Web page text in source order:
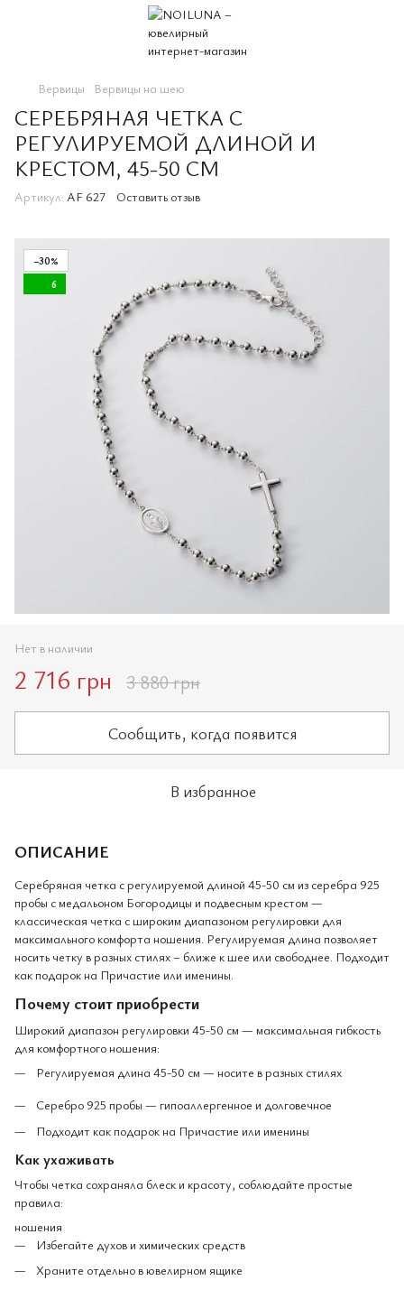
Вервицы Вервицы на шею
СЕРЕБРЯНАЯ ЧЕТКА С
РЕГУЛИРУЕМОЙ ДЛИНОЙ И
КРЕСТОМ, 45-50 СМ
Артикул: AF 627 Оставить отзыв
−30%
6
Нет в наличии
2 716 грн 3 880 грн
Сообщить, когда появится
В избранное
ОПИСАНИЕ
Серебряная четка с регулируемой длиной 45-50 см из серебра 925
пробы с медальоном Богородицы и подвесным крестом —
классическая четка с широким диапазоном регулировки для
максимального комфорта ношения. Регулируемая длина позволяет
носить четку в разных стилях – ближе к шее или свободнее. Подходит
как подарок на Причастие или именины.
Почему стоит приобрести
Широкий диапазон регулировки 45-50 см — максимальная гибкость
для комфортного ношения:
Регулируемая длина 45-50 см — носите в разных стилях
Серебро 925 пробы — гипоаллергенное и долговечное
Подходит как подарок на Причастие или именины
Как ухаживать
Чтобы четка сохраняла блеск и красоту, соблюдайте простые
правила:
ношения
Избегайте духов и химических средств
Храните отдельно в ювелирном ящике